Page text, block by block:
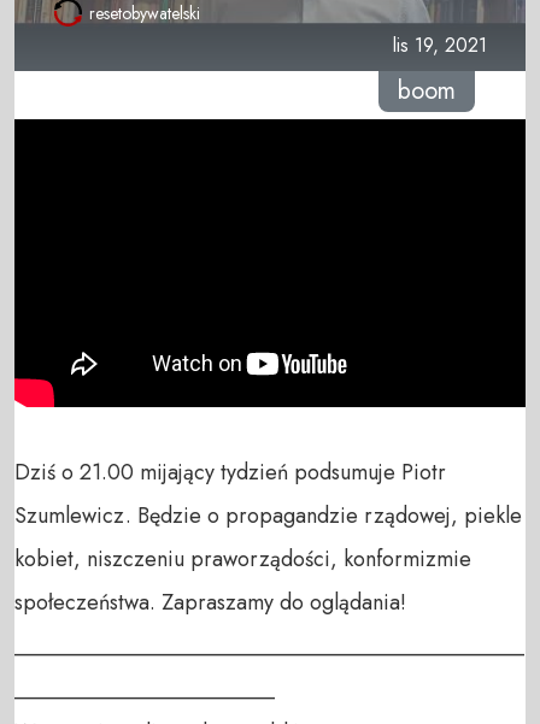
resetobywatelski
lis 19, 2021
boom
Dziś o 21.00 mijający tydzień podsumuje Piotr
Szumlewicz. Będzie o propagandzie rządowej, piekle
kobiet, niszczeniu praworządości, konformizmie
społeczeństwa. Zapraszamy do oglądania!
_______________________________________________
________________________